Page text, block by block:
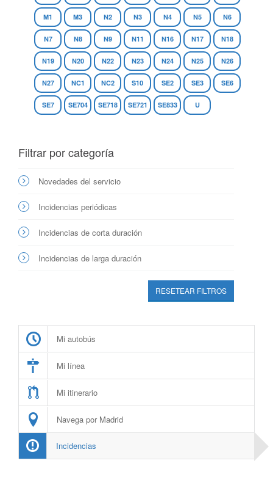
M1 M3 N2 N3 N4 N5 N6
N7 N8 N9 N11 N16 N17 N18
N19 N20 N22 N23 N24 N25 N26
N27 NC1 NC2 S10 SE2 SE3 SE6
SE7 SE704 SE718 SE721 SE833 U
Filtrar por categoría
Novedades del servicio
Incidencias periódicas
Incidencias de corta duración
Incidencias de larga duración
RESETEAR FILTROS
Mi autobús
Mi línea
Mi itinerario
Navega por Madrid
Incidencias